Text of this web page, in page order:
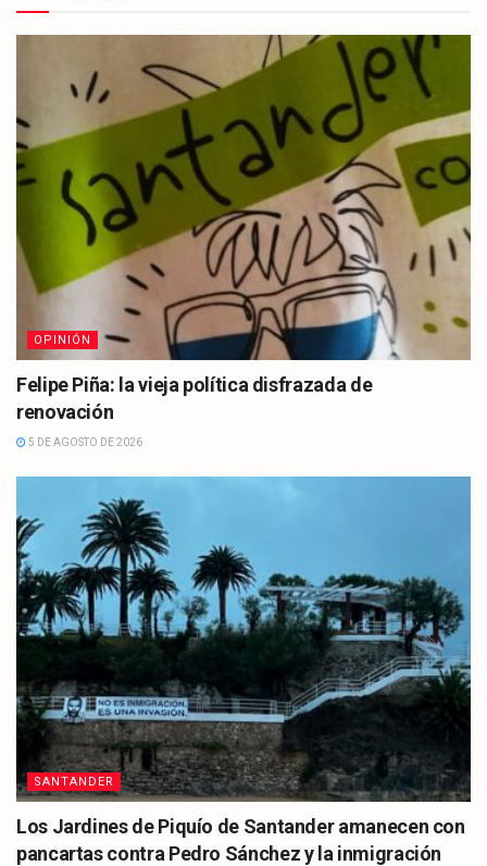
OPINIÓN
Felipe Piña: la vieja política disfrazada de
renovación
5 DE AGOSTO DE 2026
SANTANDER
Los Jardines de Piquío de Santander amanecen con
pancartas contra Pedro Sánchez y la inmigración